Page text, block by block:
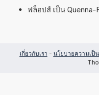
ฟล็อปส์ เป็น Quenna-
เกี่ยวกับเรา - นโยบายความเป็